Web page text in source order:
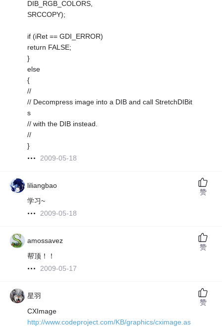
DIB_RGB_COLORS,
SRCCOPY);
if (iRet == GDI_ERROR)
return FALSE;
}
else
{
//
// Decompress image into a DIB and call StretchDIBit
s
// with the DIB instead.
//
}
2009-05-18
liliangbao
学习~
2009-05-18
赞
amossavez
帮顶！！
2009-05-17
赞
星羽
CXImage
http://www.codeproject.com/KB/graphics/cximage.as
赞